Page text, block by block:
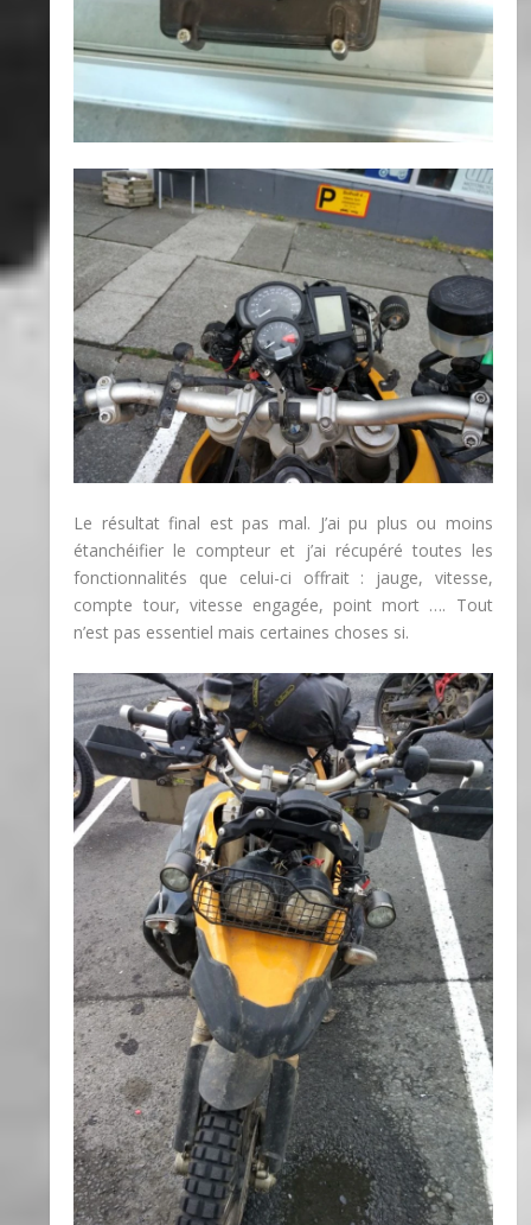
Le résultat final est pas mal. J’ai pu plus ou moins
étanchéifier le compteur et j’ai récupéré toutes les
fonctionnalités que celui-ci offrait : jauge, vitesse,
compte tour, vitesse engagée, point mort …. Tout
n’est pas essentiel mais certaines choses si.